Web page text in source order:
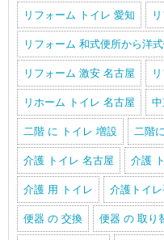
リフォーム トイレ 愛知
リフォーム 和式便所から洋
リフォーム 激安 名古屋
リホーム トイレ 名古屋
二階 に トイレ 増設 二階
介護 トイレ 名古屋 介護
介護 用 トイレ 介護トイレ
便器 の 交換 便器 の 取り